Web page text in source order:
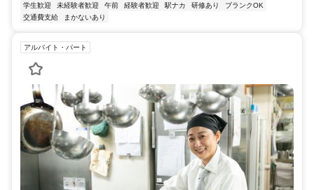
学生歓迎
未経験者歓迎 午前 経験者歓迎 駅ナカ 研修あり
ブランクOK
交通費支給
まかないあり
アルバイト・パート